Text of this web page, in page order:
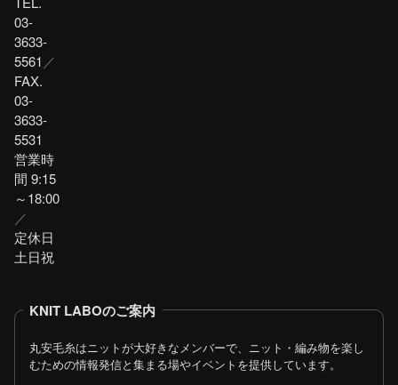
03-
3633-
5561 ／
FAX.
03-
3633-
5531
営業時
間 9:15
～18:00
／
定休日
土日祝
KNIT LABOのご案内
丸安毛糸はニットが大好きなメンバーで、ニット・編み物を楽し
むための情報発信と集まる場やイベントを提供しています。